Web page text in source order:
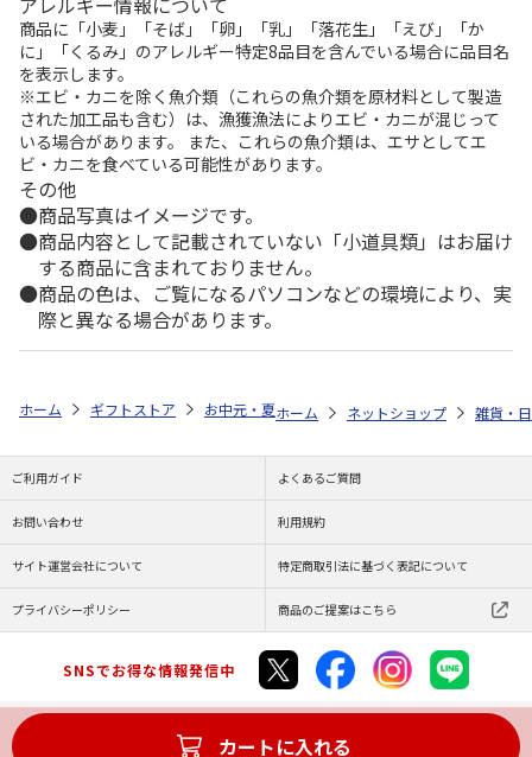
商品に「小麦」「そば」「卵」「乳」「落花生」「えび」「か
に」「くるみ」のアレルギー特定8品目を含んでいる場合に品目名
を表示します。
※エビ・カニを除く魚介類（これらの魚介類を原材料として製造
された加工品も含む）は、漁獲漁法によりエビ・カニが混じって
いる場合があります。 また、これらの魚介類は、エサとしてエ
ビ・カニを食べている可能性があります。
その他
商品写真はイメージです。
商品内容として記載されていない「小道具類」はお届け
する商品に含まれておりません。
商品の色は、ご覧になるパソコンなどの環境により、実
際と異なる場合があります。
カートに入れる
ホーム ギフトストア お中元・夏ギフト特集 2026 ゆうゆうギフト
ホーム ネットショップ 雑貨・
ご利用ガイド よくあるご質問
お問い合わせ 利用規約
サイト運営会社について 特定商取引法に基づく表記について
プライバシーポリシー 商品のご提案はこちら
SNSでお得な情報発信中